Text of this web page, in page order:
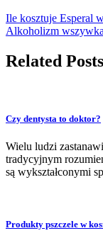
Ile kosztuje Esperal
Alkoholizm
Related Posts
Czy dentysta to doktor?
Wielu ludzi
tradycyjnym
są wykształconymi
Produkty pszczele w